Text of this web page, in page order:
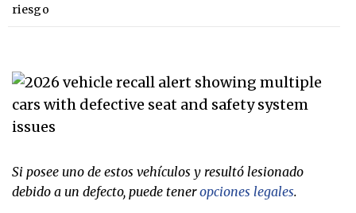
riesgo
Si posee uno de estos vehículos y resultó lesionado
debido a un defecto, puede teneropciones legales.